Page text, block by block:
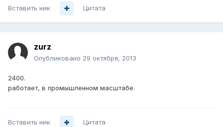
Вставить ник Цитата
zurz
Опубликовано 29 октября, 2013
2400.
работает, в промышленном масштабе.
Вставить ник Цитата